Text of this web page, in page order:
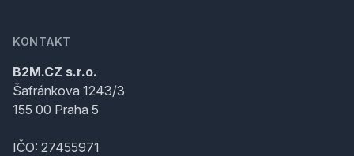
KONTAKT
B2M.CZ s.r.o.
Šafránkova 1243/3
155 00 Praha 5
IČO: 27455971